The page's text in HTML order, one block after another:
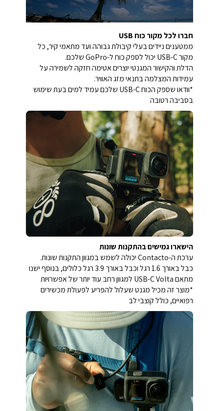
חברו לכל מקור כוח USB
ממטענים ניידים בעלי קיבולת גבוהה ועד מתאמי קיר, כל
מקור USB-C יכול לספק כוח ל-GoPro שלכם.
הדלת והקישור המגנטי יוצרים אטימה חזקה לשמירה על
עמידות המצלמה בתנאי מזג האוויר.
*וודאו שספק הכוח USB-C שלכם עמיד למים בעת שימוש
בסביבה רטובה
הישארו גמישים בהתקנות שונות
ערכת ה-Contacto יכולה לשמש במגוון התקנות שונות.
כבל באורך 1.6 רגל וכבל באורך 3.9 רגל כלולים, בנוסף ישנו
מתאם USB-C Volta למגוון רחב עוד יותר של אפשרויות
*מוצר זה מכיל מגנט שעלול להפריע לפעולת מכשירים
רפואיים, כולל קוצבי לב